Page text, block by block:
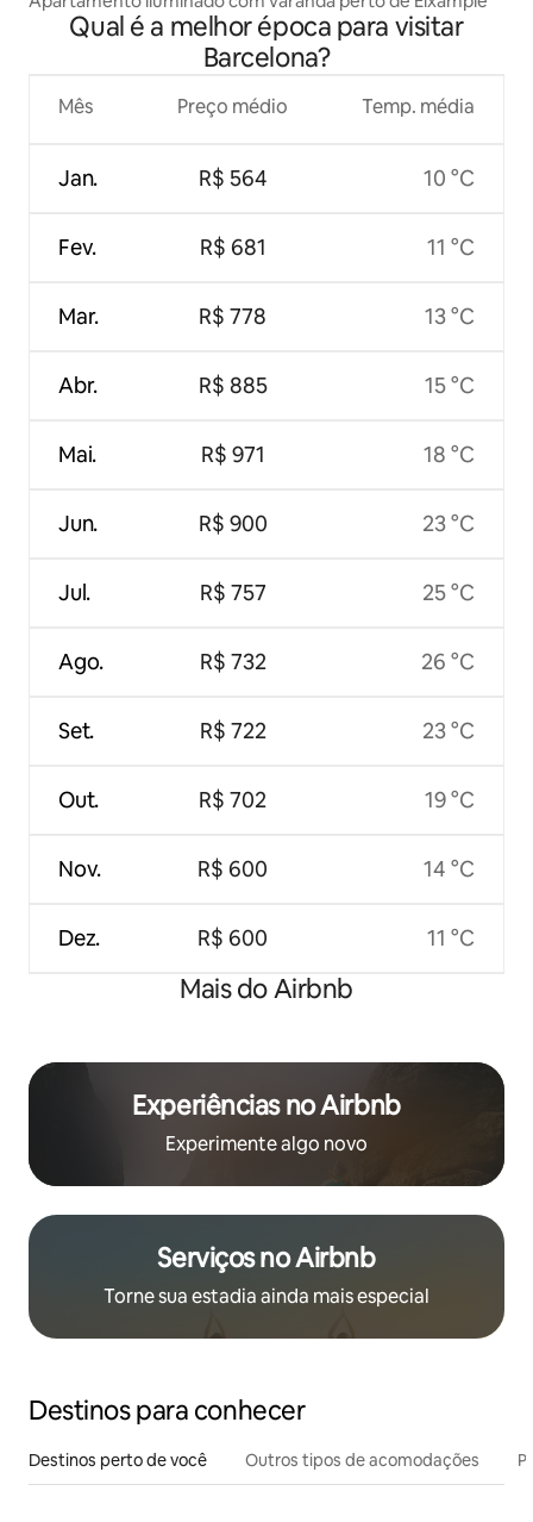
Qual é a melhor época para visitar
Barcelona?
Mês
Jan.
Fev.
Mar.
Abr.
Mai.
Jun.
Jul.
Ago.
Set.
Out.
Nov.
Dez.
Preço médio
R$ 564
R$ 681
R$ 778
R$ 885
R$ 971
R$ 900
R$ 757
R$ 732
R$ 722
R$ 702
R$ 600
R$ 600
Temp. média
10 °C
11 °C
13 °C
15 °C
18 °C
23 °C
25 °C
26 °C
23 °C
19 °C
14 °C
11 °C
Mais do Airbnb
Experiências no Airbnb
Experimente algo novo
Serviços no Airbnb
Torne sua estadia ainda mais especial
Destinos para conhecer
Destinos perto de você Outros tipos de acomodações